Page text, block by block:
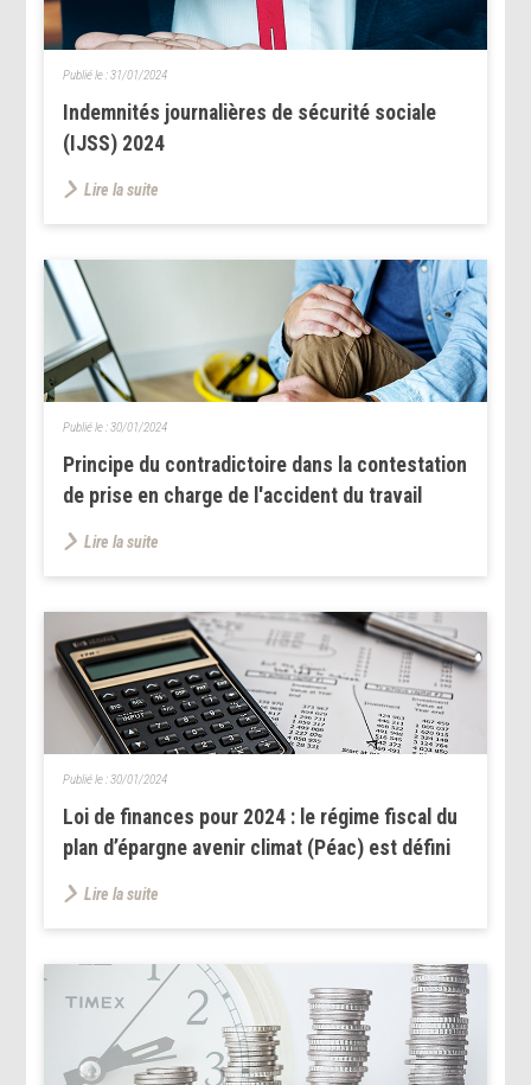
Indemnités journalières de sécurité sociale
(IJSS) 2024
Publié le :31/01/2024
Lire la suite
Principe du contradictoire dans la contestation
de prise en charge de l'accident du travail
Publié le :30/01/2024
Lire la suite
Loi de finances pour 2024 : le régime fiscal du
plan d’épargne avenir climat (Péac) est défini
Publié le :30/01/2024
Lire la suite